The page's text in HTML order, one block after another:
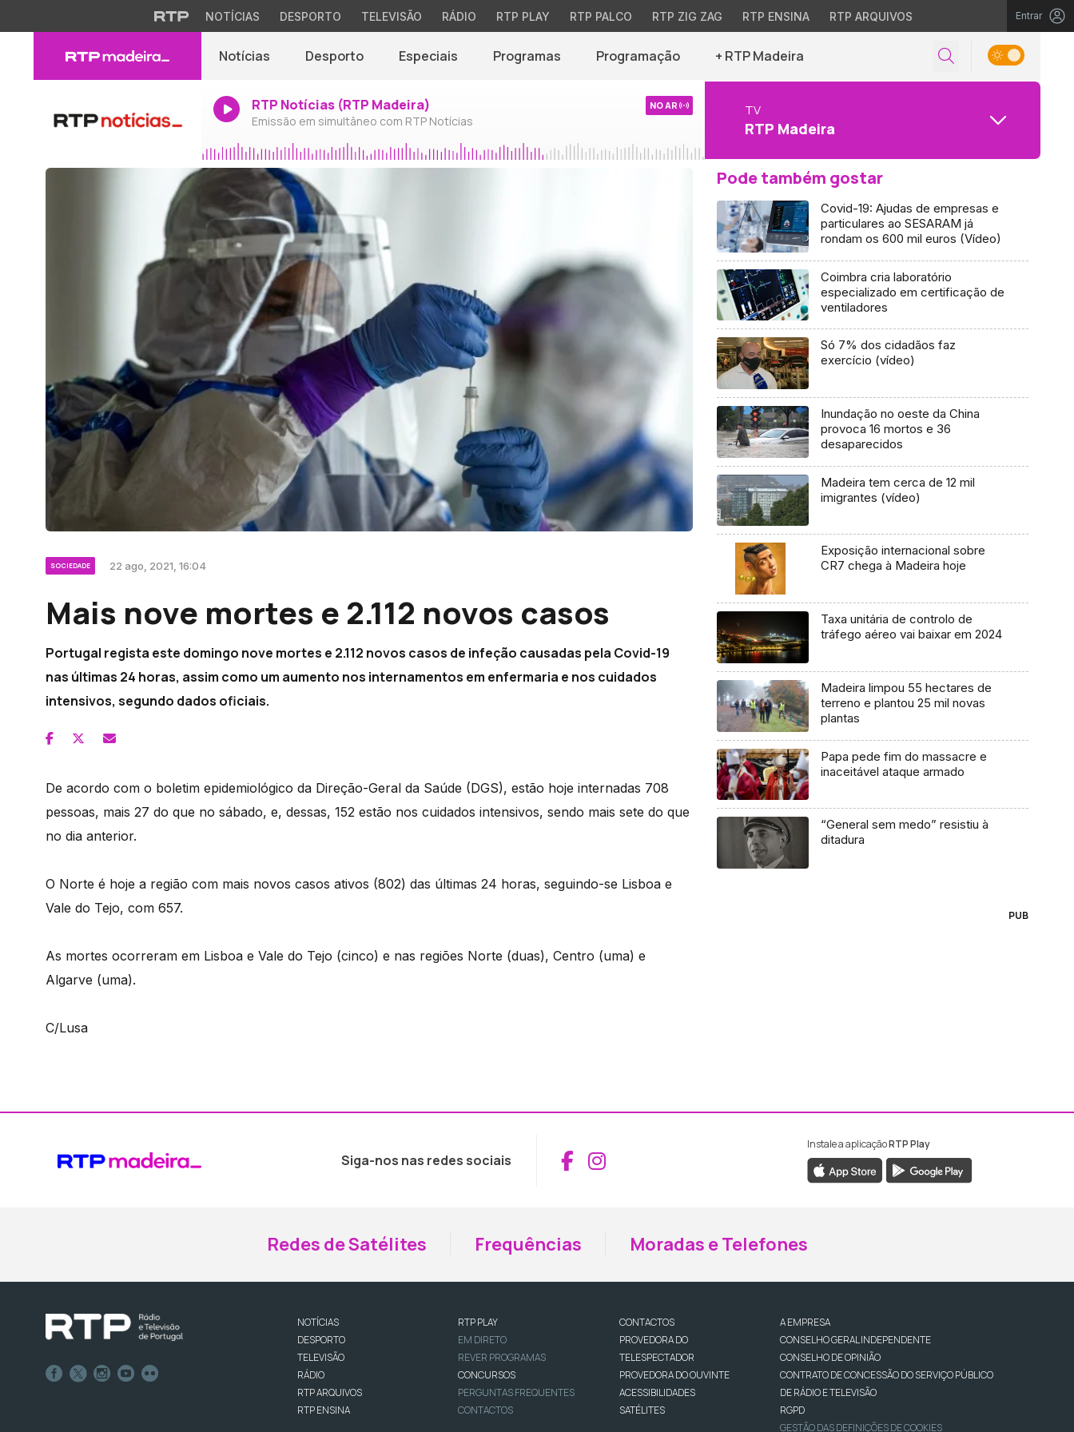
NOTÍCIAS DESPORTO TELEVISÃO RÁDIO RTP PLAY RTP PALCO RTP ZIG ZAG RTP ENSINA RTP ARQUIVOS Entrar
Notícias Desporto Especiais Programas Programação + RTP Madeira
RTP Notícias (RTP Madeira)
Emissão em simultâneo com RTP Notícias
NO AR TV
RTP Madeira
SOCIEDADE 22 ago, 2021, 16:04
Mais nove mortes e 2.112 novos casos
Portugal regista este domingo nove mortes e 2.112 novos casos de infeção causadas pela Covid-19
nas últimas 24 horas, assim como um aumento nos internamentos em enfermaria e nos cuidados
intensivos, segundo dados oficiais.
De acordo com o boletim epidemiológico da Direção-Geral da Saúde (DGS), estão hoje internadas 708
pessoas, mais 27 do que no sábado, e, dessas, 152 estão nos cuidados intensivos, sendo mais sete do que
no dia anterior.
O Norte é hoje a região com mais novos casos ativos (802) das últimas 24 horas, seguindo-se Lisboa e
Vale do Tejo, com 657.
As mortes ocorreram em Lisboa e Vale do Tejo (cinco) e nas regiões Norte (duas), Centro (uma) e
Algarve (uma).
C/Lusa
Pode também gostar
Covid-19: Ajudas de empresas e
particulares ao SESARAM já
rondam os 600 mil euros (Vídeo)
Coimbra cria laboratório
especializado em certificação de
ventiladores
Só 7% dos cidadãos faz
exercício (vídeo)
Inundação no oeste da China
provoca 16 mortos e 36
desaparecidos
Madeira tem cerca de 12 mil
imigrantes (vídeo)
Exposição internacional sobre
CR7 chega à Madeira hoje
Taxa unitária de controlo de
tráfego aéreo vai baixar em 2024
Madeira limpou 55 hectares de
terreno e plantou 25 mil novas
plantas
Papa pede fim do massacre e
inaceitável ataque armado
“General sem medo” resistiu à
ditadura
PUB
Siga-nos nas redes sociais Aceder ao Facebook da RTP Madeira
Aceder ao Instagram da RTP Madeira
Instale a aplicaçãoRTP Play
Redes de Satélites Frequências Moradas e Telefones
NOTÍCIAS
DESPORTO
TELEVISÃO
RÁDIO
RTP ARQUIVOS
RTP ENSINA
RTP PLAY
EM DIRETO
REVER PROGRAMAS
CONCURSOS
PERGUNTAS FREQUENTES
CONTACTOS
CONTACTOS
PROVEDORA DO
TELESPECTADOR
PROVEDORA DO OUVINTE
ACESSIBILIDADES
SATÉLITES
A EMPRESA
CONSELHO GERAL INDEPENDENTE
CONSELHO DE OPINIÃO
CONTRATO DE CONCESSÃO DO SERVIÇO PÚBLICO
DE RÁDIO E TELEVISÃO
RGPD
GESTÃO DAS DEFINIÇÕES DE COOKIES